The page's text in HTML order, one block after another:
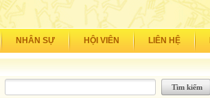
NHÂN SỰ HỘI VIÊN LIÊN HỆ